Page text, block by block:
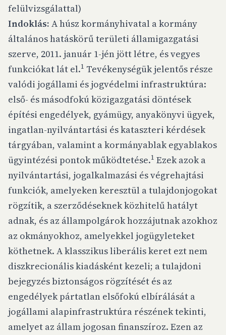
felülvizsgálattal)
Indoklás: A húsz kormányhivatal a kormány
általános hatáskörű területi államigazgatási
szerve, 2011. január 1-jén jött létre, és vegyes
funkciókat lát el.1 Tevékenységük jelentős része
valódi jogállami és jogvédelmi infrastruktúra:
első- és másodfokú közigazgatási döntések
építési engedélyek, gyámügy, anyakönyvi ügyek,
ingatlan-nyilvántartási és kataszteri kérdések
tárgyában, valamint a kormányablak egyablakos
ügyintézési pontok működtetése.1 Ezek azok a
nyilvántartási, jogalkalmazási és végrehajtási
funkciók, amelyeken keresztül a tulajdonjogokat
rögzítik, a szerződéseknek közhitelű hatályt
adnak, és az állampolgárok hozzájutnak azokhoz
az okmányokhoz, amelyekkel jogügyleteket
köthetnek. A klasszikus liberális keret ezt nem
diszkrecionális kiadásként kezeli; a tulajdoni
bejegyzés biztonságos rögzítését és az
engedélyek pártatlan elsőfokú elbírálását a
jogállami alapinfrastruktúra részének tekinti,
amelyet az állam jogosan finanszíroz. Ezen az